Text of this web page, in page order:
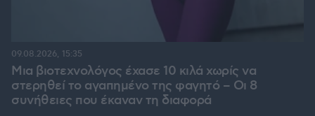
Μια βιοτεχνολόγος έχασε 10 κιλά χωρίς να
στερηθεί το αγαπημένο της φαγητό – Οι 8
συνήθειες που έκαναν τη διαφορά
09.08.2026, 15:35